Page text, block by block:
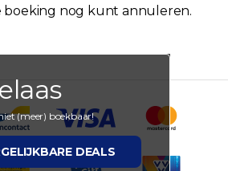
boeking nog kunt annuleren.
(meer) boekbaar!
DEALS